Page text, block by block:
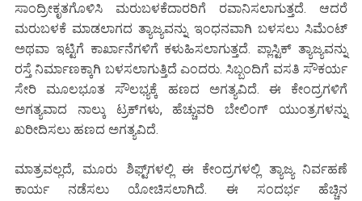
ಸಾಂದ್ರೀಕೃತಗೊಳಿಸಿ ಮರುಬಳಕೆದಾರರಿಗೆ ರವಾನಿಸಲಾಗುತ್ತದೆ. ಆದರೆ
ಮರುಬಳಕೆ ಮಾಡಲಾಗದ ತ್ಯಾಜ್ಯವನ್ನು ಇಂಧನವಾಗಿ ಬಳಸಲು ಸಿಮೆಂಟ್
ಅಥವಾ ಇಟ್ಟಿಗೆ ಕಾರ್ಖಾನೆಗಳಿಗೆ ಕಳುಹಿಸಲಾಗುತ್ತದೆ. ಪ್ಲಾಸ್ಟಿಕ್ ತ್ಯಾಜ್ಯವನ್ನು
ರಸ್ತೆ ನಿರ್ಮಾಣಕ್ಕಾಗಿ ಬಳಸಲಾಗುತ್ತಿದೆ ಎಂದರು. ಸಿಬ್ಬಂದಿಗೆ ವಸತಿ ಸೌಕರ್ಯ
ಸೇರಿ ಮೂಲಭೂತ ಸೌಲಭ್ಯಕ್ಕೆ ಹಣದ ಅಗತ್ಯವಿದೆ. ಈ ಕೇಂದ್ರಗಳಿಗೆ
ಅಗತ್ಯವಾದ ನಾಲ್ಕು ಟ್ರಕ್‌ಗಳು, ಹೆಚ್ಚುವರಿ ಬೇಲಿಂಗ್ ಯುಂತ್ರಗಳನ್ನು
ಖರೀದಿಸಲು ಹಣದ ಅಗತ್ಯವಿದೆ.
ಮಾತ್ರವಲ್ಲದೆ, ಮೂರು ಶಿಫ್ಟ್‌ಗಳಲ್ಲಿ ಈ ಕೇಂದ್ರಗಳಲ್ಲಿ ತ್ಯಾಜ್ಯ ನಿರ್ವಹಣೆ
ಕಾರ್ಯ ನಡೆಸಲು ಯೋಚಿಸಲಾಗಿದೆ. ಈ ಸಂದರ್ಭ ಹೆಚ್ಚಿನ